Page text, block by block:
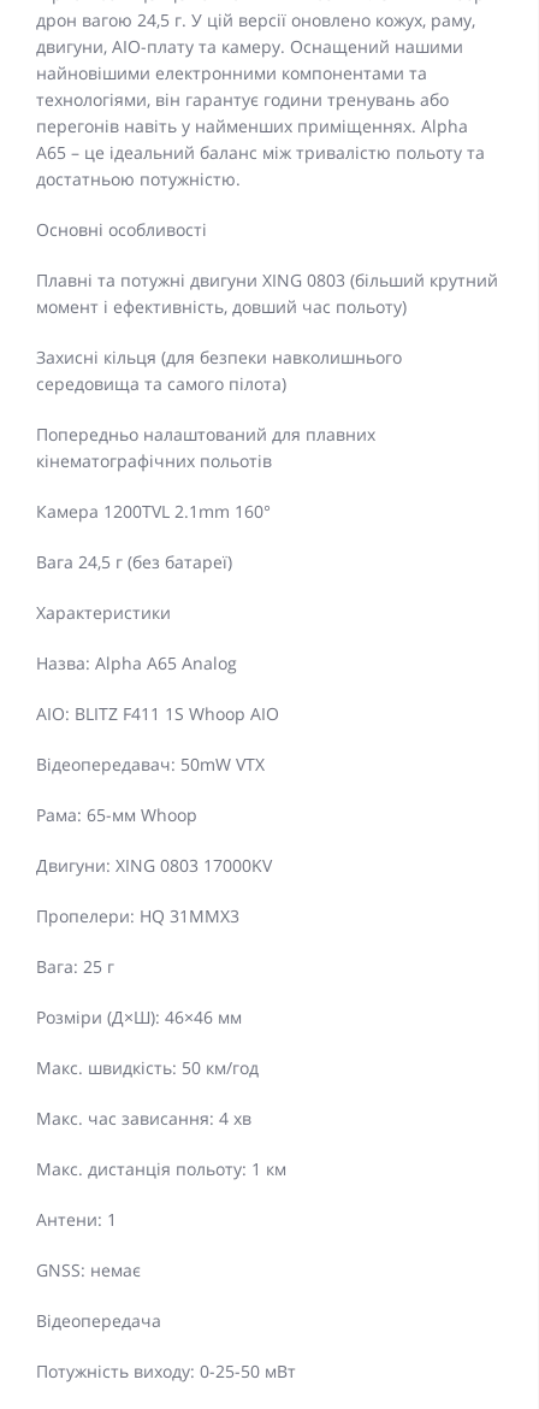
дрон вагою 24,5 г. У цій версії оновлено кожух, раму,
двигуни, AIO-плату та камеру. Оснащений нашими
найновішими електронними компонентами та
технологіями, він гарантує години тренувань або
перегонів навіть у найменших приміщеннях. Alpha
A65 – це ідеальний баланс між тривалістю польоту та
достатньою потужністю.
Основні особливості
Плавні та потужні двигуни XING 0803 (більший крутний
момент і ефективність, довший час польоту)
Захисні кільця (для безпеки навколишнього
середовища та самого пілота)
Попередньо налаштований для плавних
кінематографічних польотів
Камера 1200TVL 2.1mm 160°
Вага 24,5 г (без батареї)
Характеристики
Назва: Alpha A65 Analog
AIO: BLITZ F411 1S Whoop AIO
Відеопередавач: 50mW VTX
Рама: 65-мм Whoop
Двигуни: XING 0803 17000KV
Пропелери: HQ 31MMX3
Вага: 25 г
Розміри (Д×Ш): 46×46 мм
Макс. швидкість: 50 км/год
Макс. час зависання: 4 хв
Макс. дистанція польоту: 1 км
Антени: 1
GNSS: немає
Відеопередача
Потужність виходу: 0-25-50 мВт